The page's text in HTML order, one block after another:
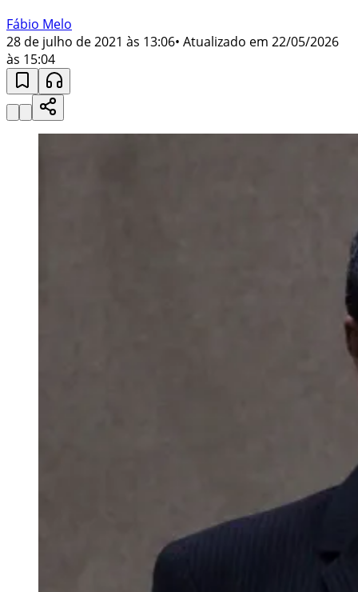
Fábio Melo
28 de julho de 2021 às 13:06• Atualizado em 22/05/2026
às 15:04